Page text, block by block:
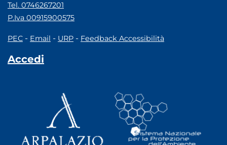
Tel. 0746267201
P.Iva 00915900575
PEC - Email - URP - Feedback Accessibilità
Accedi